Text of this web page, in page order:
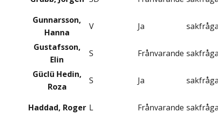
Gunnarsson,
Hanna
V Ja
Gustafsson,
Elin
S Frånvarande
Güclü Hedin,
Roza
S Ja
Haddad, Roger L Frånvarande